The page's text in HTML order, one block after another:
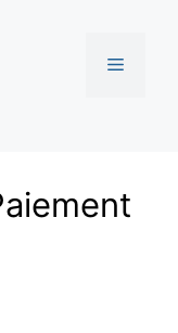
Menu